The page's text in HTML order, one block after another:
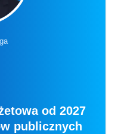
od 2027
publicznych